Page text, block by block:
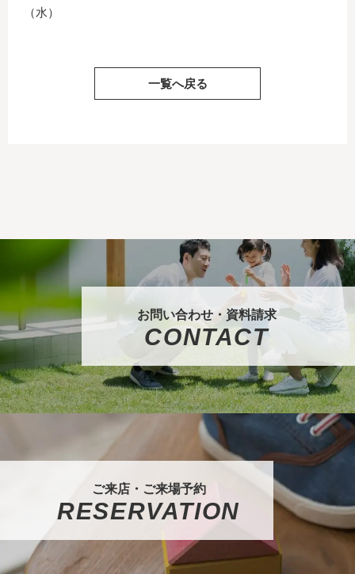
（水）
一覧へ戻る
お問い合わせ・資料請求
CONTACT
ご来店・ご来場予約
RESERVATION